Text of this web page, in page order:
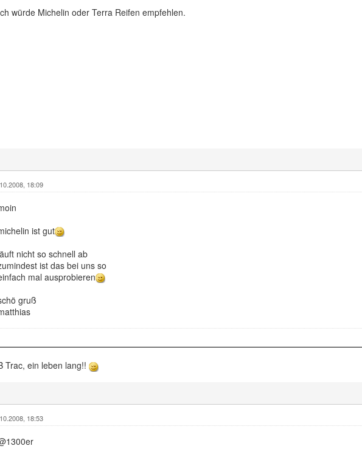
würde Michelin oder Terra Reifen empfehlen.
18:09
ist gut
nicht so schnell ab
ist das bei uns so
mal ausprobieren
gruß
Trac, ein leben lang!!
18:53